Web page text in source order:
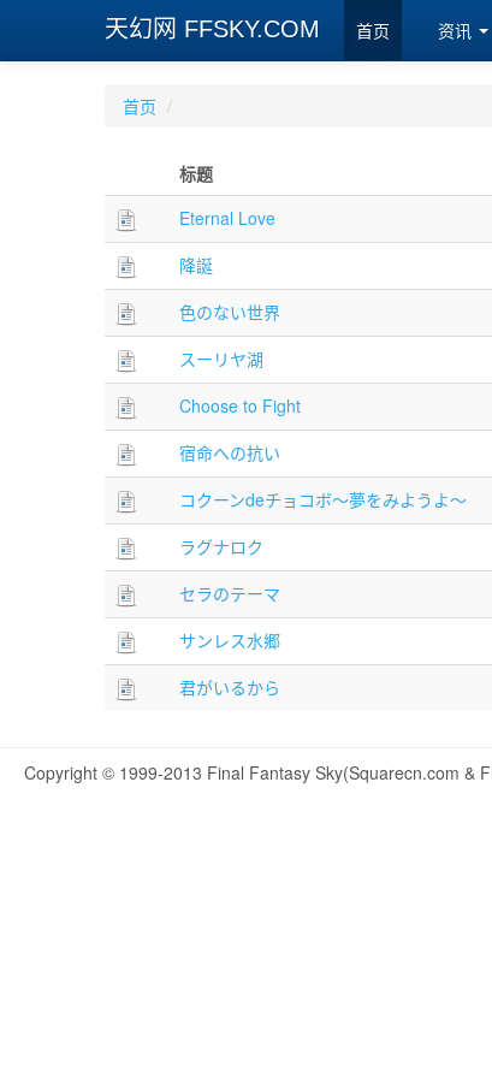
天幻网 FFSKY.COM 首页 资讯
首页 /
标题
Eternal Love
降誕
色のない世界
スーリヤ湖
Choose to Fight
宿命への抗い
コクーンdeチョコボ～夢をみようよ～
ラグナロク
セラのテーマ
サンレス水郷
君がいるから
Copyright © 1999-2013 Final Fantasy Sky(Squarecn.com &